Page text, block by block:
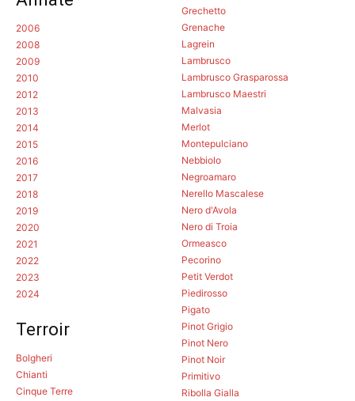
2006
2008
2009
2010
2012
2013
2014
2015
2016
2017
2018
2019
2020
2021
2022
2023
2024
Terroir
Bolgheri
Chianti
Cinque Terre
Grechetto
Grenache
Lagrein
Lambrusco
Lambrusco Grasparossa
Lambrusco Maestri
Malvasia
Merlot
Montepulciano
Nebbiolo
Negroamaro
Nerello Mascalese
Nero d'Avola
Nero di Troia
Ormeasco
Pecorino
Petit Verdot
Piedirosso
Pigato
Pinot Grigio
Pinot Nero
Pinot Noir
Primitivo
Ribolla Gialla